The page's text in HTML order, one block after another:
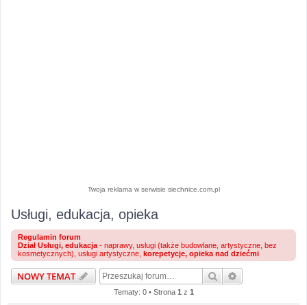
Twoja reklama w serwisie siechnice.com.pl
Usługi, edukacja, opieka
Regulamin forum
Dział Usługi, edukacja - naprawy, usługi (także budowlane, artystyczne, bez
kosmetycznych), usługi artystyczne, korepetycje, opieka nad dziećmi
NOWY TEMAT Szukaj
Tematy: 0 • Strona 1 z 1